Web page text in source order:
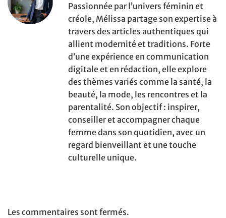
Passionnée par l’univers féminin et
créole, Mélissa partage son expertise à
travers des articles authentiques qui
allient modernité et traditions. Forte
d’une expérience en communication
digitale et en rédaction, elle explore
des thèmes variés comme la santé, la
beauté, la mode, les rencontres et la
parentalité. Son objectif : inspirer,
conseiller et accompagner chaque
femme dans son quotidien, avec un
regard bienveillant et une touche
culturelle unique.
Les commentaires sont fermés.